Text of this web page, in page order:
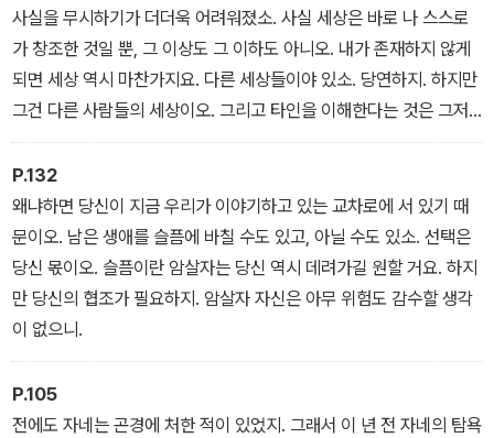
사실을 무시하기가 더더욱 어려워졌소. 사실 세상은 바로 나 스스로
가 창조한 것일 뿐, 그 이상도 그 이하도 아니오. 내가 존재하지 않게
되면 세상 역시 마찬가지요. 다른 세상들이야 있소. 당연하지. 하지만
그건 다른 사람들의 세상이오. 그리고 타인을 이해한다는 것은 그저
환상에 불과하오. 당신에게 중요한 것은 그저 당신 자신의 세상일 뿐
이지. 당신이 죽으면 그 세상도 사라지고 두 번 다시 나타나지 않소.
P.132
왜냐하면 당신이 지금 우리가 이야기하고 있는 교차로에 서 있기 때
문이오. 남은 생애를 슬픔에 바칠 수도 있고, 아닐 수도 있소. 선택은
당신 몫이오. 슬픔이란 암살자는 당신 역시 데려가길 원할 거요. 하지
만 당신의 협조가 필요하지. 암살자 자신은 아무 위험도 감수할 생각
이 없으니.
P.105
전에도 자네는 곤경에 처한 적이 있었지. 그래서 이 년 전 자네의 탐욕